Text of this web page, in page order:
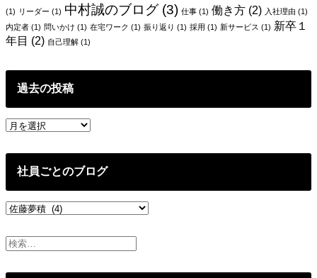
し
い
ど、
ラ
っ
(1) リーダー (1) 中村誠のブログ(3) 仕事 (1) 働き方 (2) 入社理由 (1)
内定者 (1) 問いかけ (1) 在宅ワーク (1) 振り返り (1) 採用 (1) 新サービス (1) 新卒１
年目 (2) 自己理解 (1)
過去の投稿
過
の
社員ごとのブログ
社
ご
と